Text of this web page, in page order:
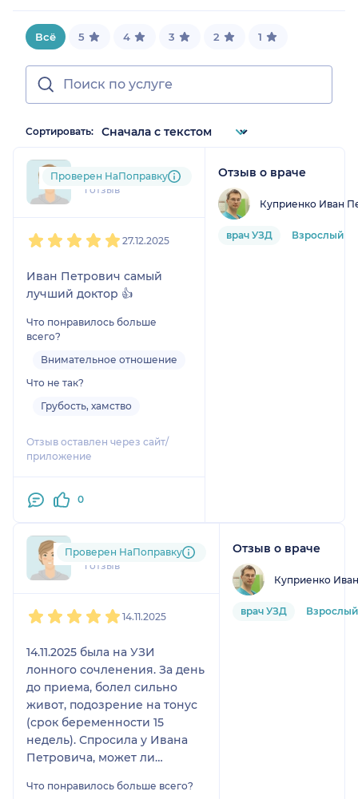
Всё 5 4 3 2 1
Сортировать:
+7xxxxxxxx60
1 отзыв
Проверен НаПоправку
27.12.2025
Иван Петрович самый
лучший доктор 👍
Что понравилось больше
всего?
Внимательное отношение
Что не так?
Грубость, хамство
Отзыв оставлен через сайт/
приложение
0
Отзыв о враче
Куприенко Иван
врач УЗД Взрослый
asy....@....ru
1 отзыв
Проверен НаПоправку
14.11.2025
14.11.2025 была на УЗИ
лонного сочленения. За день
до приема, болел сильно
живот, подозрение на тонус
(срок беременности 15
недель). Спросила у Ивана
Петровича, может ли
меня проблемы с
Что понравилось больше всего?
Отзыв о враче
Куприенко
врач УЗД Взрослый